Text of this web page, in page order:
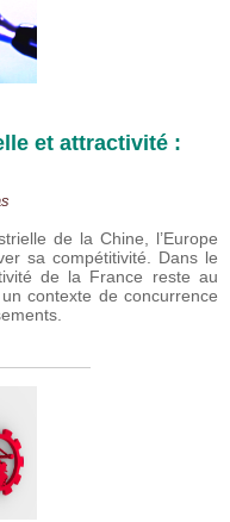
et attractivité :
de la Chine, l’Europe
sa compétitivité. Dans le
de la France reste au
contexte de concurrence